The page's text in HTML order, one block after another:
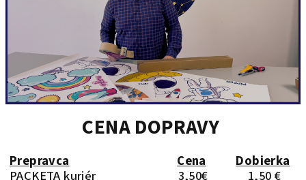
CENA DOPRAVY
Prepravca Cena
Dobierka
PACKETA kuriér
3,50€
1,50 €